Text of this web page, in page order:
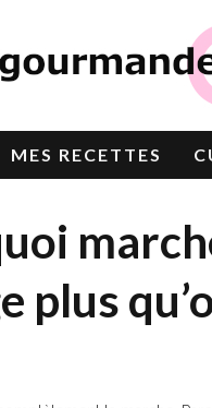
MES RECETTES
plus